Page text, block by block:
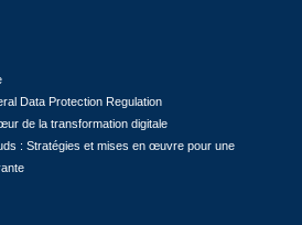
Data Protection Regulation
de la transformation digitale
: Stratégies et mises en œuvre pour une